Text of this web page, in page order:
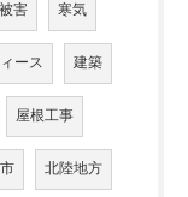
害 寒気
ース 建築
屋根工事
北陸地方